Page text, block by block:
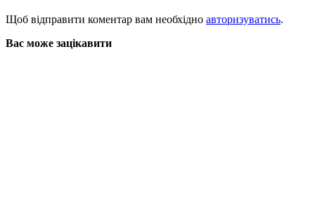
Щоб відправити коментар вам необхідно авторизуватись.
Вас може зацікавити